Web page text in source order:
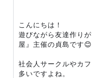
こんにちは！
遊びながら友達作り
屋』主催の貞島です😊
社会人サークルやカ
多いですよね。